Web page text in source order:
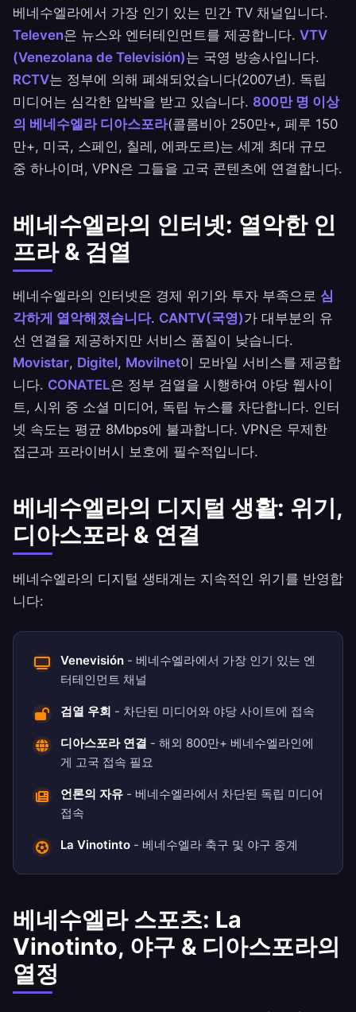
베네수엘라에서 가장 인기 있는 민간 TV 채널입니다.
Televen은 뉴스와 엔터테인먼트를 제공합니다. VTV
(Venezolana de Televisión)는 국영 방송사입니다.
RCTV는 정부에 의해 폐쇄되었습니다(2007년). 독립
미디어는 심각한 압박을 받고 있습니다. 800만 명 이상
의 베네수엘라 디아스포라(콜롬비아 250만+, 페루 150
만+, 미국, 스페인, 칠레, 에콰도르)는 세계 최대 규모
중 하나이며, VPN은 그들을 고국 콘텐츠에 연결합니다.
베네수엘라의 인터넷: 열악한 인
프라 & 검열
베네수엘라의 인터넷은 경제 위기와 투자 부족으로 심
각하게 열악해졌습니다. CANTV(국영)가 대부분의 유
선 연결을 제공하지만 서비스 품질이 낮습니다.
Movistar, Digitel, Movilnet이 모바일 서비스를 제공합
니다. CONATEL은 정부 검열을 시행하여 야당 웹사이
트, 시위 중 소셜 미디어, 독립 뉴스를 차단합니다. 인터
넷 속도는 평균 8Mbps에 불과합니다. VPN은 무제한
접근과 프라이버시 보호에 필수적입니다.
베네수엘라의 디지털 생활: 위기,
디아스포라 & 연결
베네수엘라의 디지털 생태계는 지속적인 위기를 반영합
니다:
Venevisión - 베네수엘라에서 가장 인기 있는 엔
터테인먼트 채널
검열 우회 - 차단된 미디어와 야당 사이트에 접속
디아스포라 연결 - 해외 800만+ 베네수엘라인에
게 고국 접속 필요
언론의 자유 - 베네수엘라에서 차단된 독립 미디어
접속
La Vinotinto - 베네수엘라 축구 및 야구 중계
베네수엘라 스포츠: La
Vinotinto, 야구 & 디아스포라의
열정